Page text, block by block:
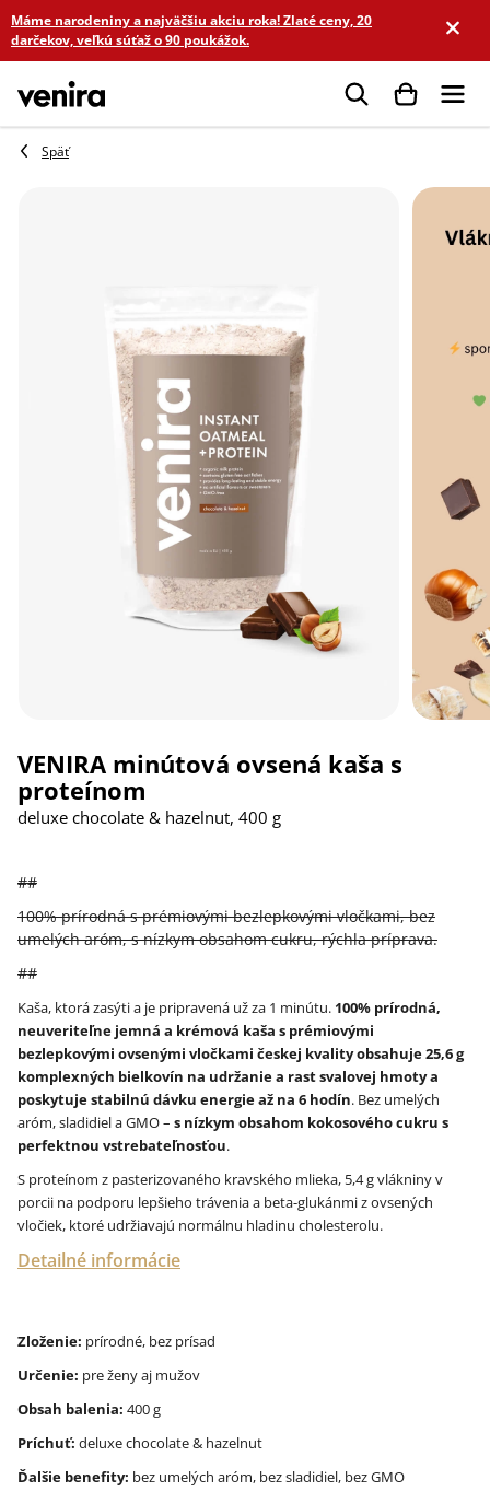
Prejsť
na
obsah
Máme narodeniny a najväčšiu akciu roka! Zlaté ceny, 20
darčekov, veľkú súťaž o 90 poukážok.
Hľadať
##
100% prírodná s prémiovými bezlepkovými vločkami, bez
umelých aróm, s nízkym obsahom cukru, rýchla príprava.
##
Kaša, ktorá zasýti a je pripravená už za 1 minútu. 100% prírodná,
neuveriteľne jemná a krémová kaša s prémiovými
bezlepkovými ovsenými vločkami českej kvality obsahuje 25,6 g
komplexných bielkovín na udržanie a rast svalovej hmoty a
poskytuje stabilnú dávku energie až na 6 hodín. Bez umelých
aróm, sladidiel a GMO – s nízkym obsahom kokosového cukru s
perfektnou vstrebateľnosťou.
S proteínom z pasterizovaného kravského mlieka, 5,4 g vlákniny v
porcii na podporu lepšieho trávenia a beta-glukánmi z ovsených
vločiek, ktoré udržiavajú normálnu hladinu cholesterolu.
Detailné informácie
Zloženie: prírodné, bez prísad
Určenie: pre ženy aj mužov
Obsah balenia: 400 g
Príchuť: deluxe chocolate & hazelnut
Ďalšie benefity: bez umelých aróm, bez sladidiel, bez GMO
VENIRA minútová ovsená kaša s
proteínom
deluxe chocolate & hazelnut, 400 g